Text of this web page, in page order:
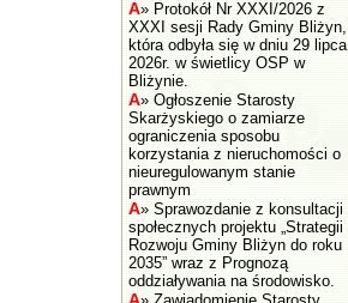
A» Protokół Nr XXXI/2026 z
XXXI sesji Rady Gminy Bliżyn,
która odbyła się w dniu 29 lipca
2026r. w świetlicy OSP w
Bliżynie.
A» Ogłoszenie Starosty
Skarżyskiego o zamiarze
ograniczenia sposobu
korzystania z nieruchomości o
nieuregulowanym stanie
prawnym
A» Sprawozdanie z konsultacji
społecznych projektu „Strategii
Rozwoju Gminy Bliżyn do roku
2035” wraz z Prognozą
oddziaływania na środowisko.